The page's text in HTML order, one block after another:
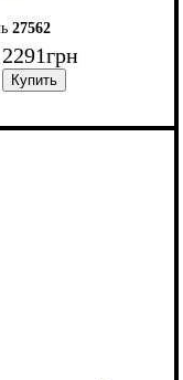
27562
2291грн
70 см